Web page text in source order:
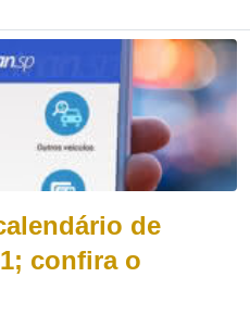
de
confira o